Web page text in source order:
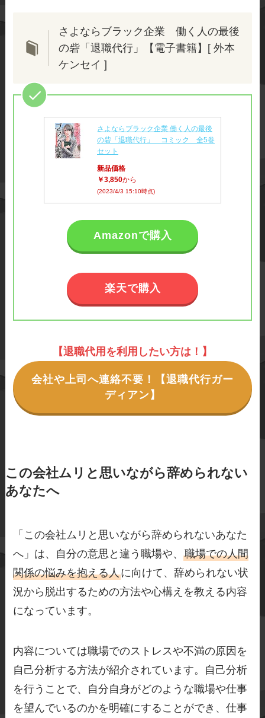
さよならブラック企業 働く人の最後
の砦「退職代行」【電子書籍】[ 外本
ケンセイ ]
さよならブラック企業 働く人の最後
の砦「退職代行」 コミック 全5巻
セット
新品価格
￥3,850から
(2023/4/3 15:10時点)
Amazonで購入
楽天で購入
【退職代用を利用したい方は！】
会社や上司へ連絡不要！【退職代行ガー
ディアン】
この会社ムリと思いながら辞められない
あなたへ
「この会社ムリと思いながら辞められないあなた
へ」は、自分の意思と違う職場や、職場での人間
関係の悩みを抱える人に向けて、辞められない状
況から脱出するための方法や心構えを教える内容
になっています。
内容については職場でのストレスや不満の原因を
自己分析する方法が紹介されています。自己分析
を行うことで、自分自身がどのような職場や仕事
を望んでいるのかを明確にすることができ、仕事